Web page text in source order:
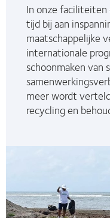
In onze faciliteiten
tijd bij aan
maatschappelijke
internationale
schoonmaken van
meer wordt
recycling en